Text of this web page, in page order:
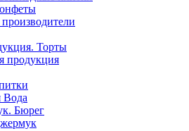
Торты
продукция
Вода
Бюрег